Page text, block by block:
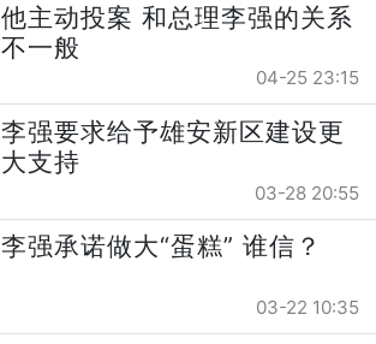
他主动投案 和总理李强的关系
不一般
04-25 23:15
李强要求给予雄安新区建设更
大支持
03-28 20:55
李强承诺做大“蛋糕” 谁信？
03-22 10:35